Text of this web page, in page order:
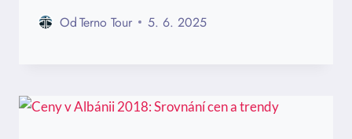
OdTerno Tour 5. 6. 2025